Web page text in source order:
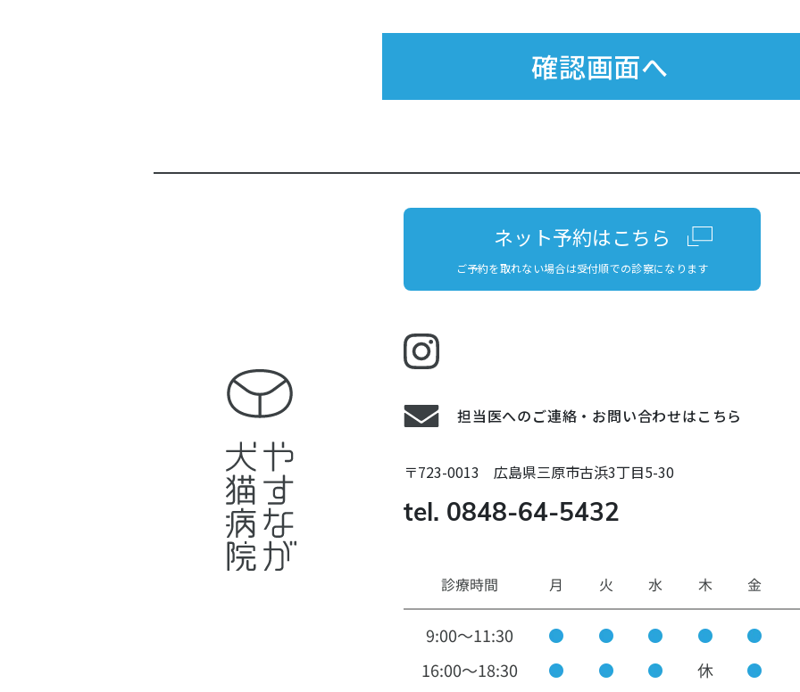
ネット予約はこちら
ご予約を取れない場合は受付順での診察になります
担当医へのご連絡・お問い合わせはこちら
〒723-0013 広島県三原市古浜3丁目5-30
tel. 0848-64-5432